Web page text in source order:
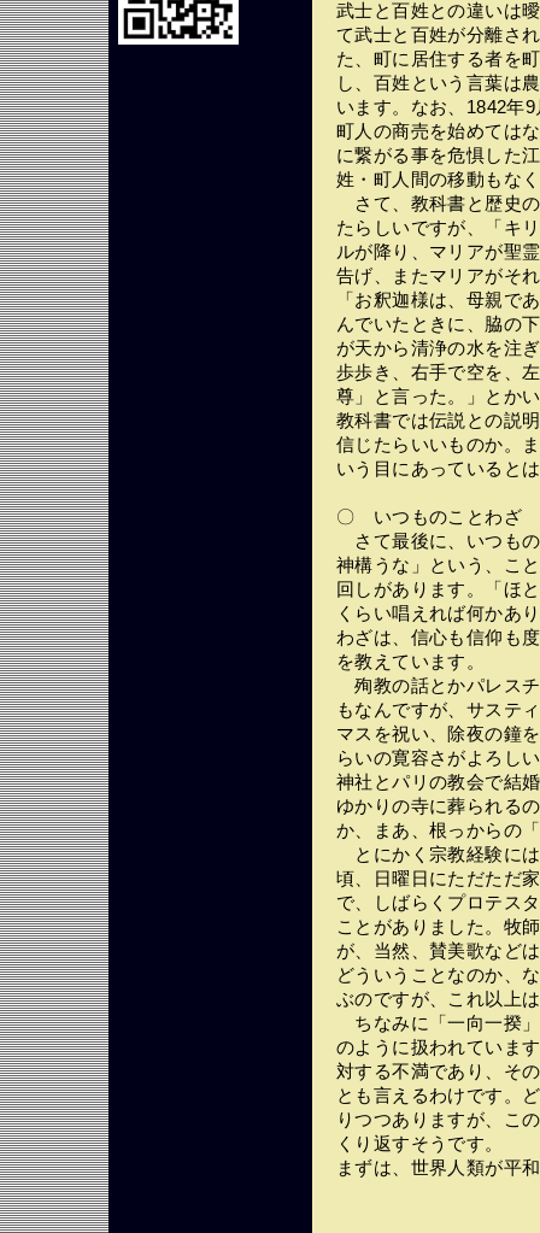
武士と百姓との違いは
て武士と百姓が分離さ
た、町に居住する者を
し、百姓という言葉は
います。なお、1842年
町人の商売を始めては
に繋がる事を危惧した
姓・町人間の移動もな
さて、教科書と歴史
たらしいですが、「キ
ルが降り、マリアが聖
告げ、またマリアがそ
「お釈迦様は、母親で
んでいたときに、脇の
が天から清浄の水を注
歩歩き、右手で空を、
尊」と言った。」とか
教科書では伝説との説
信じたらいいものか。
いう目にあっていると
〇 いつものことわざ
さて最後に、いつも
神構うな」という、こ
回しがあります。「ほ
くらい唱えれば何かあ
わざは、信心も信仰も
を教えています。
殉教の話とかパレス
もなんですが、サステ
マスを祝い、除夜の鐘
らいの寛容さがよろし
神社とパリの教会で結
ゆかりの寺に葬られる
か、まあ、根っからの
とにかく宗教経験に
頃、日曜日にただただ
で、しばらくプロテス
ことがありました。牧
が、当然、賛美歌など
どういうことなのか、
ぶのですが、これ以上
ちなみに「一向一揆
のように扱われていま
対する不満であり、そ
とも言えるわけです。
りつつありますが、こ
くり返すそうです。
まずは、世界人類が平